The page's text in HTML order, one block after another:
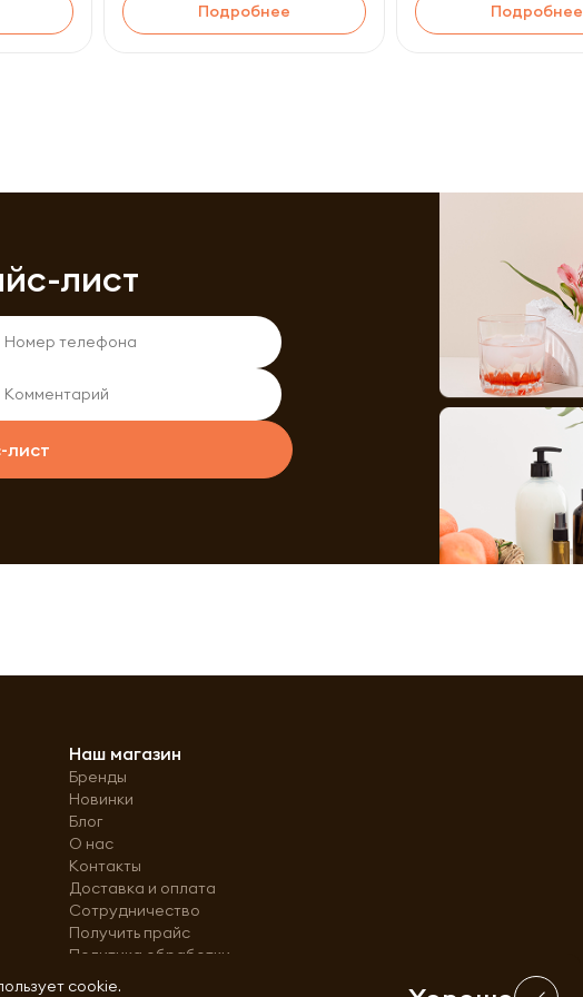
Подробнее Подробнее
лист
лист
Наш магазин
Бренды
Новинки
Блог
О нас
Контакты
Доставка и оплата
Сотрудничество
Получить прайс
Политика обработки
персональных данных
cookie.